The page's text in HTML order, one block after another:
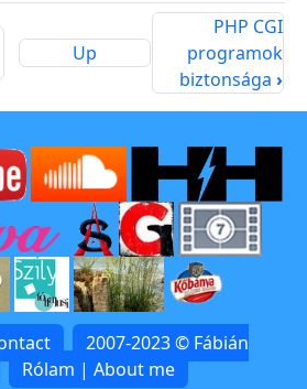
Up
PHP CGI
programok
biztonsága›
2007-2023 © Fábián
Rólam | About me